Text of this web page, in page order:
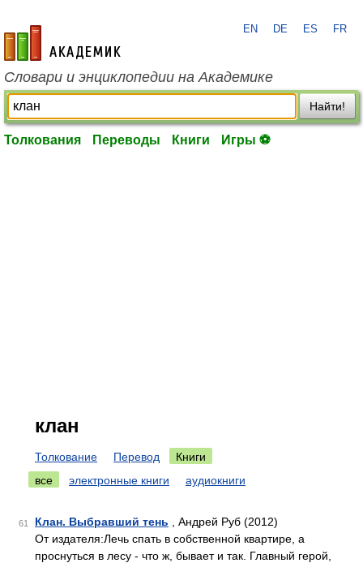
academic.ru
EN DE ES FR
Словари и энциклопедии на Академике
Найти!
Толкования Переводы Книги Игры ⚽
клан
Толкование Перевод
Книги
все
электронные книги аудиокниги
61 Клан. Выбравший тень , Андрей Руб (2012)
От издателя:Лечь спать в собственной квартире, а
проснуться в лесу - что ж, бывает и так. Главный герой,